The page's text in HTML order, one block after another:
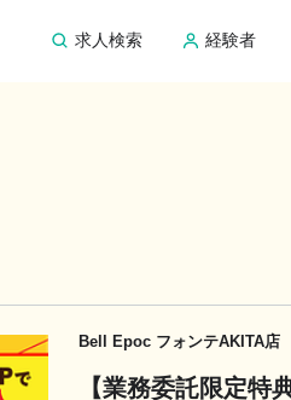
求人検索 経験者
Bell Epoc フォンテAKITA店
【業務委託限定特